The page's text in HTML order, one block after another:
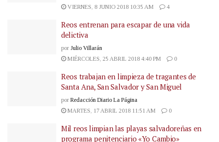
VIERNES, 8 JUNIO 2018 10:35 AM
4
Reos entrenan para escapar de una vida
delictiva
por Julio Villarán
MIÉRCOLES, 25 ABRIL 2018 4:40 PM
0
Reos trabajan en limpieza de tragantes de
Santa Ana, San Salvador y San Miguel
por Redacción Diario La Página
MARTES, 17 ABRIL 2018 11:51 AM
0
Mil reos limpian las playas salvadoreñas en
programa penitenciario «Yo Cambio»